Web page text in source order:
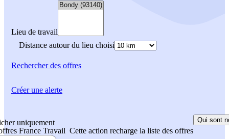
Lieu de travail
Distance autour du lieu choisi
Rechercherdes offres
uniquement
France Travail Cette action recharge la liste des offres
Qui sont
Créer une alerte